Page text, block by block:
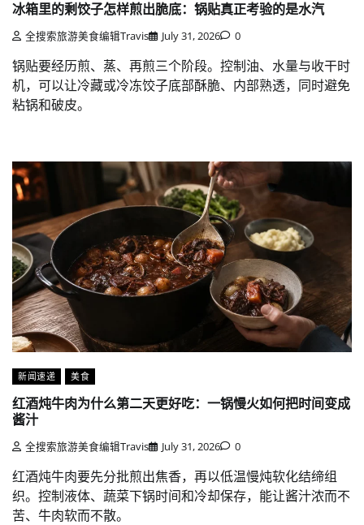
冰箱里的剩饺子怎样煎出脆底：锅贴真正考验的是水汽
全搜索旅游美食编辑Travis July 31, 2026 0
锅贴要经历煎、蒸、再煎三个阶段。控制油、水量与收干时
机，可以让冷藏或冷冻饺子底部酥脆、内部熟透，同时避免
粘锅和破皮。
新闻速递 美食
红酒炖牛肉为什么第二天更好吃：一锅慢火如何把时间变成
酱汁
全搜索旅游美食编辑Travis July 31, 2026 0
红酒炖牛肉要先分批煎出焦香，再以低温慢炖软化结缔组
织。控制液体、蔬菜下锅时间和冷却保存，能让酱汁浓而不
苦、牛肉软而不散。